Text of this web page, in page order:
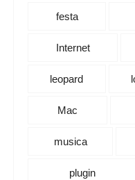
festa
Internet
leopard
Mac
musica
plugin